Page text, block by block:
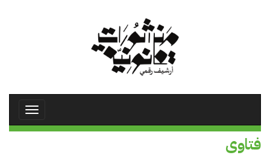
Toggle
فتاوى